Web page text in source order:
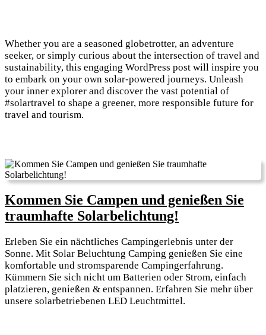
Whether you are a seasoned globetrotter, an adventure
seeker, or simply curious about the intersection of travel and
sustainability, this engaging WordPress post will inspire you
to embark on your own solar-powered journeys. Unleash
your inner explorer and discover the vast potential of
#solartravel to shape a greener, more responsible future for
travel and tourism.
Kommen Sie Campen und genießen Sie
traumhafte Solarbelichtung!
Campen
und
genießen
Sie
Erleben Sie ein nächtliches Campingerlebnis unter der
Sonne. Mit Solar Beluchtung Camping genießen Sie eine
komfortable und stromsparende Campingerfahrung.
Kümmern Sie sich nicht um Batterien oder Strom, einfach
platzieren, genießen & entspannen. Erfahren Sie mehr über
unsere solarbetriebenen LED Leuchtmittel.